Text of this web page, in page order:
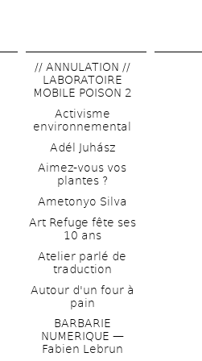
// ANNULATION //
LABORATOIRE
MOBILE POISON 2
Activisme
environnemental
Adél Juhász
Aimez-vous vos
plantes ?
Ametonyo Silva
Art Refuge fête ses
10 ans
Atelier parlé de
traduction
Autour d'un four à
pain
BARBARIE
NUMERIQUE —
Fabien Lebrun